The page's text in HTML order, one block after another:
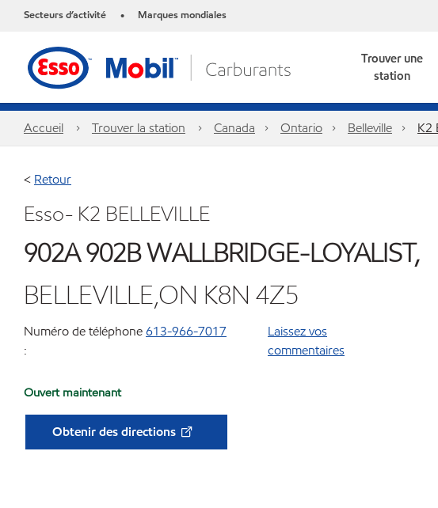
Secteurs d’activité • Marques mondiales
Trouver une
station
Accueil Trouver la station Canada Ontario Belleville K2
< Retour
Esso- K2 BELLEVILLE
902A 902B WALLBRIDGE-LOYALIST,
BELLEVILLE,ON K8N 4Z5
Numéro de téléphone
:
613-966-7017
Laissez vos
commentaires
Ouvert maintenant
Obtenir des directions